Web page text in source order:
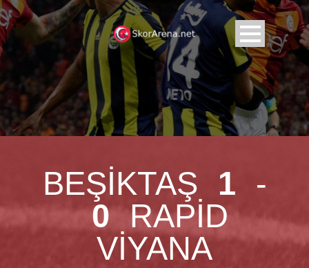
BEŞIKTAŞ 1
-
0 RAPID
VIYANA